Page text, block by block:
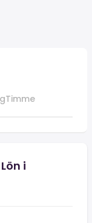
Timme
i